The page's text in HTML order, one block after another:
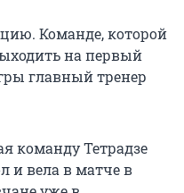
Команде, которой
на первый
главный тренер
команду Тетрадзе
и вела в матче в